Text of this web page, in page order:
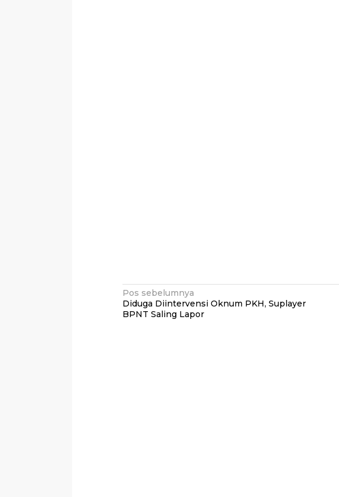
Navigasi
pos
Pos sebelumnya
Diduga Diintervensi Oknum PKH, Suplayer
BPNT Saling Lapor